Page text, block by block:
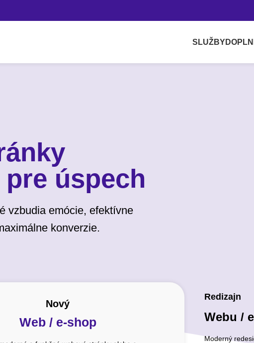
SLUŽBY
úspech
vzbudia emócie, efektívne
konverzie.
Nový
Web / e-shop
Redizajn
Webu /
Moderný